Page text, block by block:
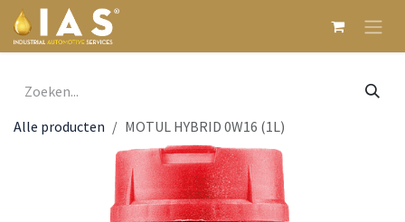
Overslaan naar inhoud
Alle producten MOTUL HYBRID 0W16 (1L)